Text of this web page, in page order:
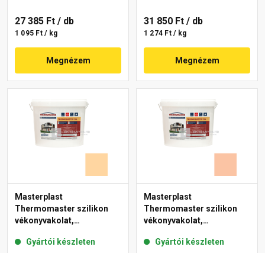
27 385 Ft / db
1 095 Ft / kg
Megnézem
31 850 Ft / db
1 274 Ft / kg
Megnézem
Masterplast
Thermomaster szilikon
vékonyvakolat,
06-E 25 kg
Gyártói készleten
Masterplast
Thermomaster szilikon
vékonyvakolat,
11-D 25 kg
Gyártói készleten